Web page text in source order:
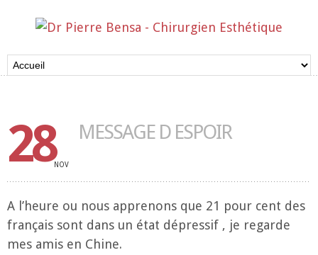
28NOV
MESSAGE D ESPOIR
A l’heure ou nous apprenons que 21 pour cent des
français sont dans un état dépressif , je regarde
mes amis en Chine.